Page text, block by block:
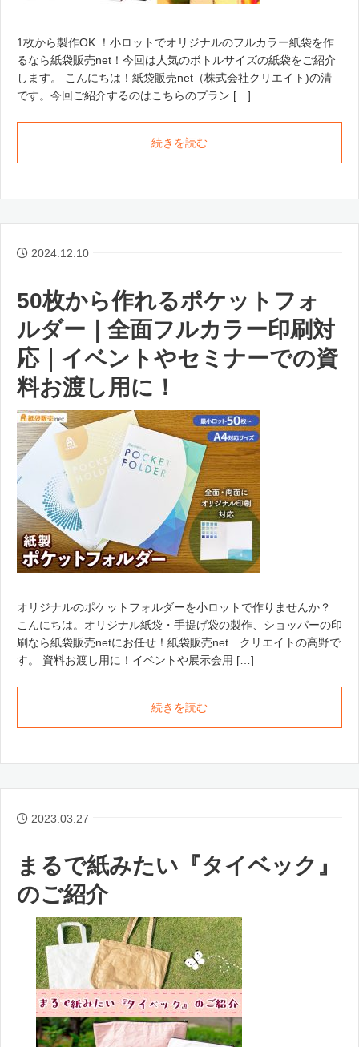
1枚から製作OK ！小ロットでオリジナルのフルカラー紙袋を作
るなら紙袋販売net！今回は人気のボトルサイズの紙袋をご紹介
します。 こんにちは！紙袋販売net（株式会社クリエイト)の清
です。今回ご紹介するのはこちらのプラン […]
続きを読む
2024.12.10
50枚から作れるポケットフォ
ルダー｜全面フルカラー印刷対
応｜イベントやセミナーでの資
料お渡し用に！
オリジナルのポケットフォルダーを小ロットで作りませんか？
こんにちは。オリジナル紙袋・手提げ袋の製作、ショッパーの印
刷なら紙袋販売netにお任せ！紙袋販売net クリエイトの高野で
す。 資料お渡し用に！イベントや展示会用 […]
続きを読む
2023.03.27
まるで紙みたい『タイベック』
のご紹介